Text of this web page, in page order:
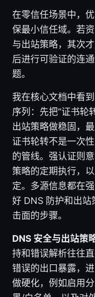
在零信任场景中，
保最小信任域。若
与出站策略，其次
后进行可验证的连
题。
我在核心文档中看
序列：先把“证书轮
出站策略做稳固，
证书轮转不是一次
的管线。强认证则
策略的定期执行，
定。多源信息都在
好 DNS 防护和出
击面的步骤。
DNS 安全与出站策
持和错误解析往往
错误的出口暴露，
做硬化，例如启用